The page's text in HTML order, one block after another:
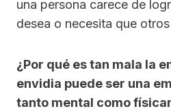
una persona carece de
desea o necesita que
¿Por qué es tan mala la
envidia puede ser una
tanto mental como